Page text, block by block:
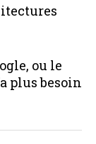
ou le
plus besoin